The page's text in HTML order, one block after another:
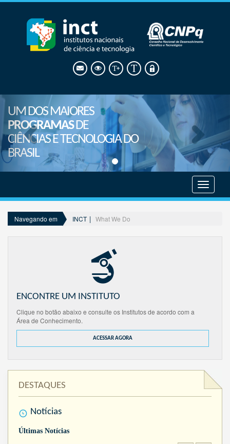
UM DOS MAIORES
PROGRAMASDE
CIÊNCIAS E TECNOLOGIA DO
BRASIL
menu
Navegando em INCT What We Do
ENCONTRE UM INSTITUTO
Clique no botão abaixo e consulte os Institutos de acordo com a
Área de Conhecimento.
ACESSAR AGORA
DESTAQUES
Notícias
Últimas Notícias